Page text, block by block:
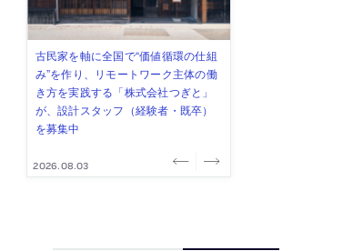
古民家を軸に全国で“価値循環の仕組
み”を作り、リモートワーク主体の働
き方を実践する「株式会社つぎと」
が、設計スタッフ（経験者・既卒）
を募集中
2026.08.03
リノベる株式会社が、設計パートナ
ー (業務委託) を募集中
2026.08.03
社会への影響力のある建築を手掛
け、スタッフ同士で助け合う環境づ
くりも行う「E.A.S.T.architects」
が、設計スタッフ（経験者・既卒・
2027年新卒）を募集中
2026.07.31
代官山を拠点に活動する「梅澤竜也 /
ALA INC.」が、設計スタッフ・アル
バイト・事務職を募集中
2026.07.30
住宅や共同住宅などを手掛け、“合理
的でシンプルなデザイン”を志向する
「PANDA：山本浩三建築設計事務
所」が、設計スタッフ（経験者・既
卒・2027年新卒）を募集中
2026.07.29